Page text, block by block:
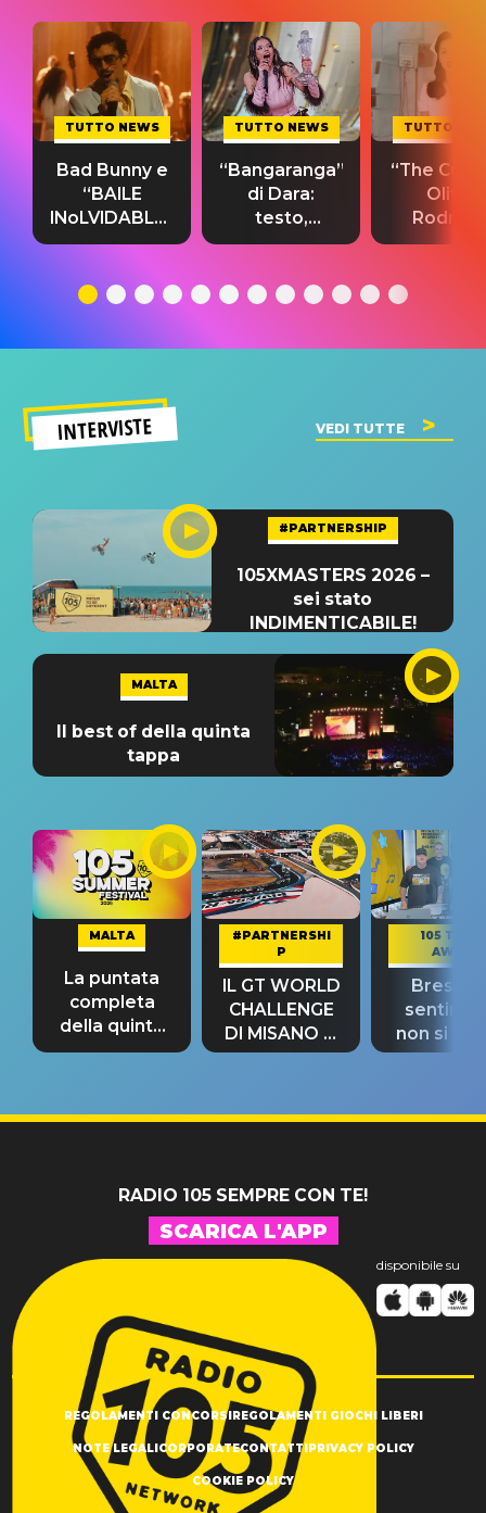
TUTTO NEWS
Bad Bunny e
“BAILE
INoLVIDABLE”:
testo,
significato
TUTTO NEWS
“Bangaranga”
di Dara:
testo,
traduzione e
del singolo
TUTTO
“The
Olivia
testo,
INTERVISTE VEDI TUTTE
#PARTNERSHIP
105XMASTERS 2026 –
sei stato
INDIMENTICABILE!
MALTA
Il best of della quinta
tappa
MALTA
La puntata
completa
della quinta
tappa
#PARTNERSHI
P
IL GT WORLD
CHALLENGE
DI MISANO si
riconferma
105 TAKE
AWAY
Bresh:
non si
fino alla
RADIO 105 SEMPRE CON TE!
SCARICA L'APP
disponibile su
REGOLAMENTI CONCORSIREGOLAMENTI GIOCHI LIBERI
NOTE LEGALICORPORATECONTATTIPRIVACY POLICY
COOKIE POLICY